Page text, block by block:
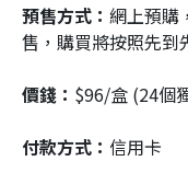
預售方式： 網上預購
售，購買將按照先到
價錢： $96/盒 (24個
付款方式： 信用卡